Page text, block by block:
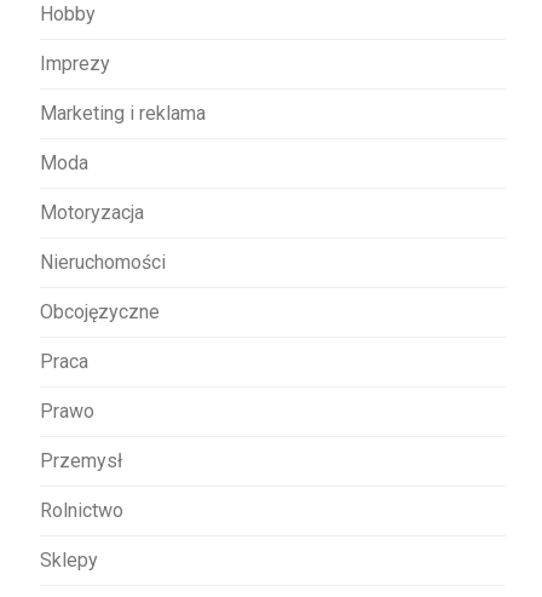
Hobby
Imprezy
Marketing i reklama
Moda
Motoryzacja
Nieruchomości
Obcojęzyczne
Praca
Prawo
Przemysł
Rolnictwo
Sklepy